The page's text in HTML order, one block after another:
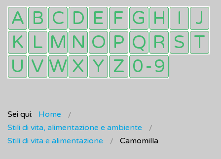
Sei qui:
Home
Stili di vita, alimentazione e ambiente
Stili di vita e alimentazione
Camomilla